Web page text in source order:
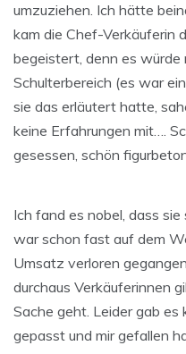
umzuziehen. Ich hätte
kam die Chef-Verkäuferin
begeistert, denn es würde
Schulterbereich (es war
sie das erläutert hatte,
keine Erfahrungen mit….
gesessen, schön
Ich fand es nobel, dass
war schon fast auf dem
Umsatz verloren
durchaus Verkäuferinnen
Sache geht. Leider gab es
gepasst und mir gefallen